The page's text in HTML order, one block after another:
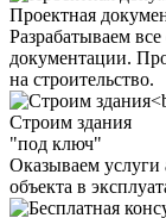
Проектная
Разрабатываем
документации.
на строительство.
Строим здания
"под ключ"
Оказываем услуги
объекта в